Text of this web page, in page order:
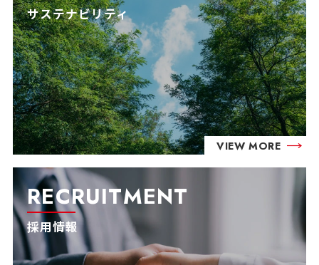
サステナビリティ
VIEW MORE
RECRUITMENT
採用情報